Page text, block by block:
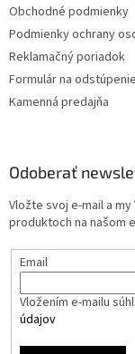
Obchodné podmienky
Podmienky ochrany
Reklamačný poriadok
Formulár na
Kamenná predajňa
Odoberať
Vložte svoj e-mail a
produktoch na našom
Email
Vložením e-mailu
údajov